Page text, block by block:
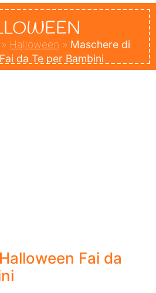
» Halloween » Maschere di
da Te per Bambini
Fai da